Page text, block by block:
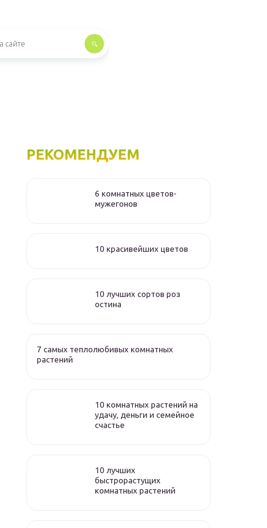
РЕКОМЕНДУЕМ
6 комнатных цветов-
мужегонов
10 красивейших цветов
10 лучших сортов роз
остина
7 самых теплолюбивых комнатных
растений
10 комнатных растений на
удачу, деньги и семейное
счастье
10 лучших
быстрорастущих
комнатных растений